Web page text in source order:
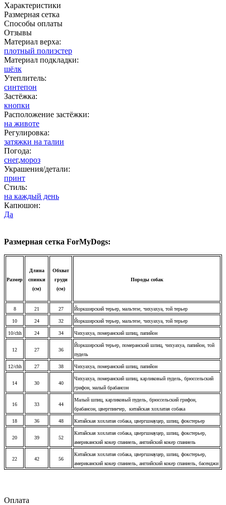
Характеристики
Размерная сетка
Способы оплаты
Отзывы
Материал верха:
плотный полиэстер
Материал подкладки:
шёлк
Утеплитель:
синтепон
Застёжка:
кнопки
Расположение застёжки:
на животе
Регулировка:
затяжки на талии
Погода:
снег,мороз
Украшения/детали:
принт
Стиль:
на каждый день
Капюшон:
Да
Размерная сетка ForMyDogs:
Размер
Длина
спинки
(см)
Обхват
груди
(см)
Породы собак
8 21 27 Йоркширский терьер, мальтезе, чихуахуа, той терьер
10 24 32 Йоркширский терьер, мальтезе, чихуахуа, той терьер
10/chh 24 34 Чихуахуа, померанский шпиц, папийон
12 27 36
Йоркширский терьер, померанский шпиц, чихуахуа, папийон, той
пудель
12/chh 27 38 Чихуахуа, померанский шпиц, папийон
14 30 40
Чихуахуа, померанский шпиц, карликовый пудель, брюссельский
грифон, малый брабансон
16 33 44
Малый шпиц, карликовый пудель, брюссельский грифон,
брабансон, цвергпинчер, китайская хохлатая собака
18 36 48 Китайская хохлатая собака, цвергшнауцер, шпиц, фокстерьер
20 39 52
Китайская хохлатая собака, цвергшнауцер, шпиц, фокстерьер,
американский кокер спаниель, английский кокер спаниель
22 42 56
Китайская хохлатая собака, цвергшнауцер, шпиц, фокстерьер,
американский кокер спаниель, английский кокер спаниель, басенджи
Оплата